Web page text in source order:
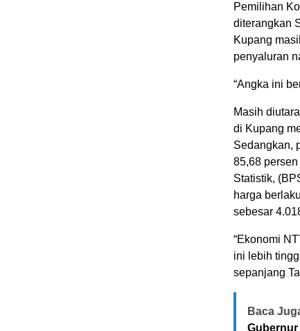
Pemilihan
diterangkan
Kupang
penyaluran
“Angka ini
Masih
di Kupang
Sedangkan,
85,68
Statistik,
harga
sebesar
“Ekonomi
ini lebih
sepanjang
Baca
Gubernur